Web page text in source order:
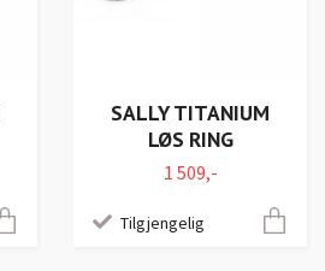
SALLY TITANIUM
LØS RING
1 509,-
Tilgjengelig